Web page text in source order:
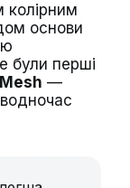
колірним
основи
були перші
—